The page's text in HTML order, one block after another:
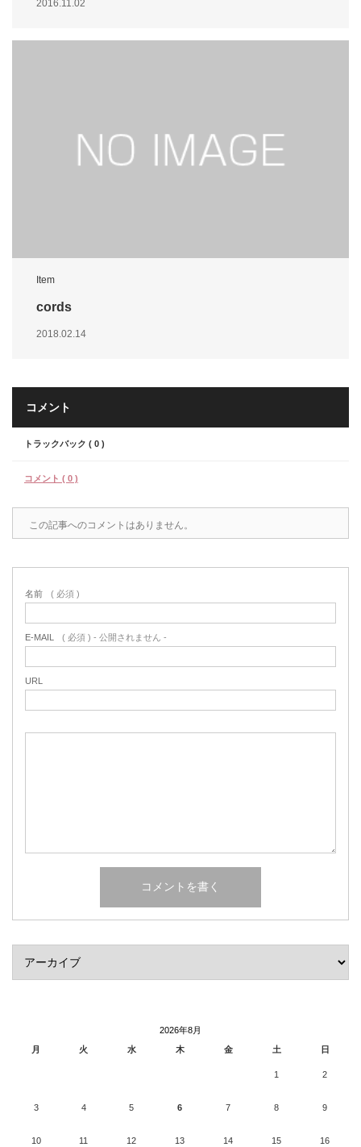
2016.11.02
Item
cords
2018.02.14
コメント
トラックバック ( 0 )
コメント ( 0 )
この記事へのコメントはありません。
名前 ( 必須 )
E-MAIL ( 必須 ) - 公開されません -
URL
2026年8月
月
火 水 木 金 土 日
1 2
3 4 5 6 7 8 9
10 11 12 13 14 15 16